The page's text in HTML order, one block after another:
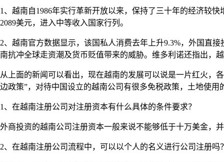
1、越南自1986年实行革新开放以来，保持了三十年的经济较
2089美元，进入中等收入国家行列。
2、越南官方数据显示，该国私人消费去年上升9.3%，外国直
南抗冲全球走资潮及货币贬值带来的威胁。维多利诺还指出，
从上面的新闻可以看出，现在越南的发展可以说是一片红火，
边政策”，对待中国设立的越南公司有很多免税政策，土地使
1、在越南注册公司对注册资本有什么具体的条件要求？
外商投资的越南公司注册资本一般来说不能够低于十万美金，
2、在越南注册公司流程中，可以以个人的名义进行公司注册吗